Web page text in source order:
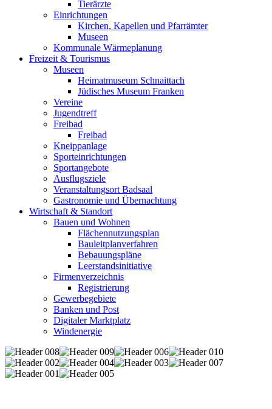
Tierärzte
Einrichtungen
Kirchen, Kapellen und Pfarrämter
Museen
Kommunale Wärmeplanung
Freizeit & Tourismus
Museen
Heimatmuseum Schnaittach
Jüdisches Museum Franken
Vereine
Jugendtreff
Freibad
Freibad
Kneippanlage
Sporteinrichtungen
Sportangebote
Ausflugsziele
Veranstaltungsort Badsaal
Gastronomie und Übernachtung
Wirtschaft & Standort
Bauen und Wohnen
Flächennutzungsplan
Bauleitplanverfahren
Bebauungspläne
Leerstandsinitiative
Firmenverzeichnis
Registrierung
Gewerbegebiete
Banken und Post
Digitaler Marktplatz
Windenergie